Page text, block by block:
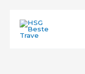
springen